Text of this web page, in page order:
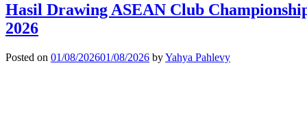
Hasil Drawing ASEAN Club
2026
Posted on 01/08/202601/08/2026 byYahya Pahlevy